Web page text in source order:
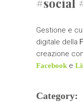
Gestione e
digitale della
creazione
Facebooke
Category: